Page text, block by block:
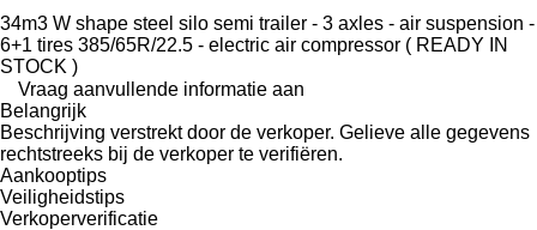
34m3 W shape steel silo semi trailer - 3 axles - air suspension -
6+1 tires 385/65R/22.5 - electric air compressor ( READY IN
STOCK )
Vraag aanvullende informatie aan
Belangrijk
Beschrijving verstrekt door de verkoper. Gelieve alle gegevens
rechtstreeks bij de verkoper te verifiëren.
Aankooptips
Veiligheidstips
Verkoperverificatie